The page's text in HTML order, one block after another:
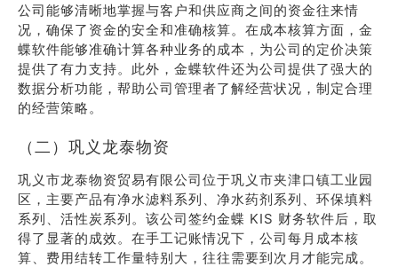
公司能够清晰地掌握与客户和供应商之间的资金往来情
况，确保了资金的安全和准确核算。在成本核算方面，金
蝶软件能够准确计算各种业务的成本，为公司的定价决策
提供了有力支持。此外，金蝶软件还为公司提供了强大的
数据分析功能，帮助公司管理者了解经营状况，制定合理
的经营策略。
（二）巩义龙泰物资
巩义市龙泰物资贸易有限公司位于巩义市夹津口镇工业园
区，主要产品有净水滤料系列、净水药剂系列、环保填料
系列、活性炭系列。该公司签约金蝶 KIS 财务软件后，取
得了显著的成效。在手工记账情况下，公司每月成本核
算、费用结转工作量特别大，往往需要到次月才能完成。